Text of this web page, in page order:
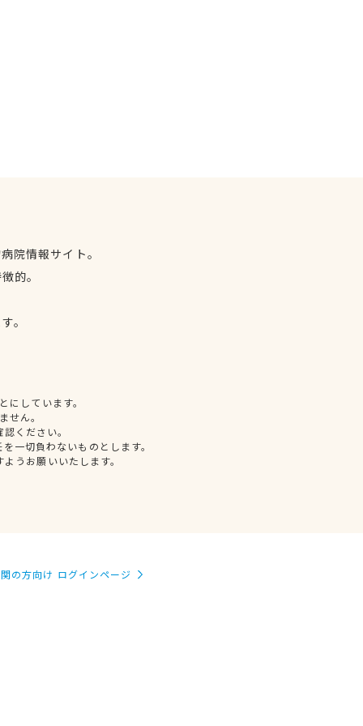
院情報サイト。
的。
。
しています。
せん。
ください。
一切負わないものとします。
うお願いいたします。
の方向け ログインページ